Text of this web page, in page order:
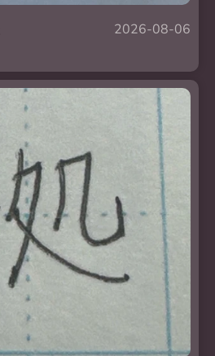
2026-08-06